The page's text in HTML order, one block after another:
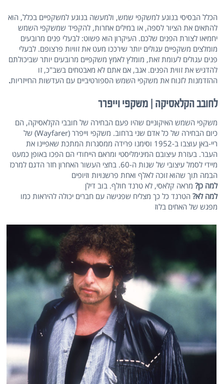
הכלל הבסיסי בנוגע למשקפי שמש, ולמעשה בנוגע למשקפיים בכלל, הוא
להתאים את הציור לספה, או במילים אחרות, להקפיד שמשקפי השמש
יחמיאו לצורת הפנים שלכם. העיקרון הוא פשוט: לבעלי פנים מרובעים
מומלצים משקפיים עגולים יותר שירככו מעט את זוויות פרצופם. לבעלי
פנים עגולים לעומת זאת, מומלץ לאמץ משקפיים מרובעים יותר שביכולתם
להדגיש את זווית הפנים. אגב, אם אתם לא מאבטחים בשב"כ, זו
ההזדמנות לזנוח את משקפי השמש הספורטיביים עם העדשות החייזריות.
לחובב הקלאסיקה | משקפי וייפרר
משקפי השמש האיקוניים שהיו פעם הבחירה של חובבי הקלאסיקה, הם
כיום הבחירה של כל אדם שני ברחוב. משקפי וייפרר (Wayfarer) של
ריי-באן עוצבו ב-1952 וסימנו פרידה ממסגרות המתכת שאפיינו את
העבר. בעזרת עיצובם המינימליסטי ומראם הייחודי הם הפכו באופן כמעט
מיידי לסמל עיצובי של שנות ה-60. בחצי העשור האחרון חזר הדגם למרכז
הבמה תוך שהוא זוכה לאלף ואחת פרשנויות וזיופים
למה כן? מראה קלאסי, לא טרנד חולף. בוב דילן
למה לא? הטרנד כל כך מצליח שפגישה עם חברים יכולה להיראות כמו
מפגש של האחים בלוז